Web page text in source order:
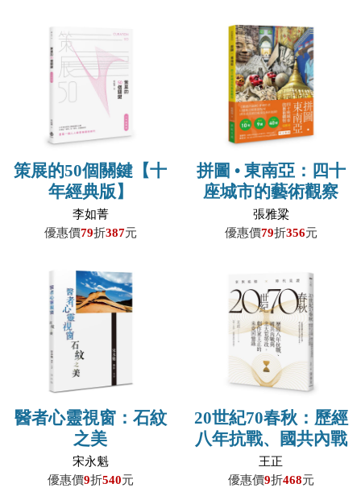
美芬、吳奕均、李威德、許
原綸／作
婉瑂／譯
策展的50個關鍵【十
年經典版】
李如菁
優惠價79折387元
拼圖 • 東南亞：四十
座城市的藝術觀察
張雅粱
優惠價79折356元
醫者心靈視窗：石紋
之美
宋永魁
優惠價9折540元
20世紀70春秋：歷經
八年抗戰、國共內戰
及北大荒勞改，劇作
家王正的未竟回憶錄
王正
優惠價9折468元